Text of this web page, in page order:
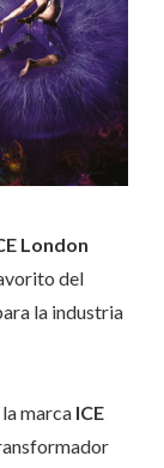
London
del
la industria
marca ICE